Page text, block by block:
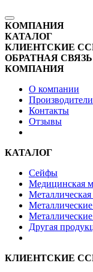
КОМПАНИЯ
КАТАЛОГ
КЛИЕНТСКИЕ
ОБРАТНАЯ СВЯЗЬ
КОМПАНИЯ
О компании
Производители
Контакты
Отзывы
КАТАЛОГ
Сейфы
Медицинская
Металлическая
Другая
КЛИЕНТСКИЕ